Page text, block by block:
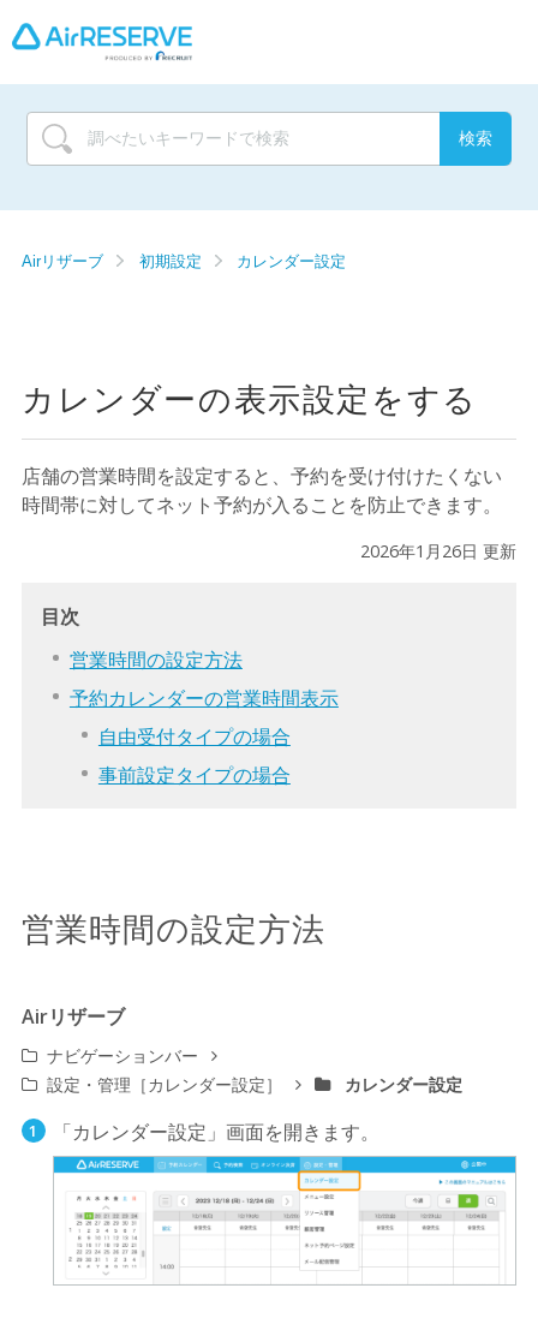
Airリザーブ 初期設定 カレンダー設定
カレンダーの表示設定をする
店舗の営業時間を設定すると、予約を受け付けたくない
時間帯に対してネット予約が入ることを防止できます。
2026年1月26日 更新
目次
営業時間の設定方法
予約カレンダーの営業時間表示
自由受付タイプの場合
事前設定タイプの場合
営業時間の設定方法
Airリザーブ
ナビゲーションバー
設定・管理［カレンダー設定］
カレンダー設定
「カレンダー設定」画面を開きます。